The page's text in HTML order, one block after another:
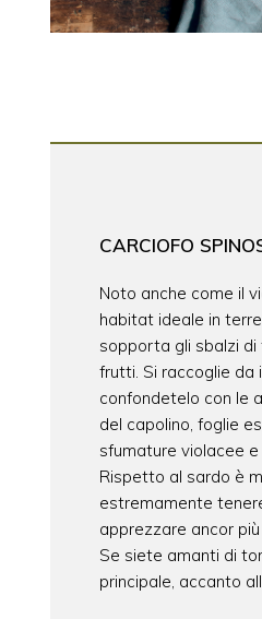
CARCIOFO
Noto anche come il
habitat ideale in
sopporta gli sbalzi
frutti. Si raccoglie da
confondetelo con le
del capolino, foglie
sfumature violacee
Rispetto al sardo è
estremamente
apprezzare ancor
Se siete amanti di
principale, accanto